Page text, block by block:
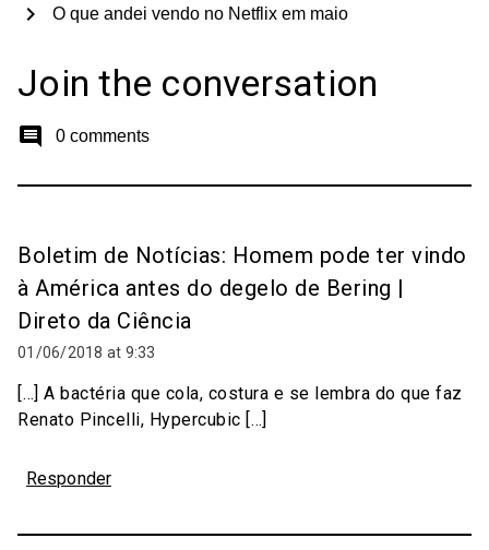
O que andei vendo no Netflix em maio
chevron_right
Join the conversation
comment 0 comments
Boletim de Notícias: Homem pode ter vindo
à América antes do degelo de Bering |
Direto da Ciência
01/06/2018 at 9:33
[…] A bactéria que cola, costura e se lembra do que faz
Renato Pincelli, Hypercubic […]
Responder